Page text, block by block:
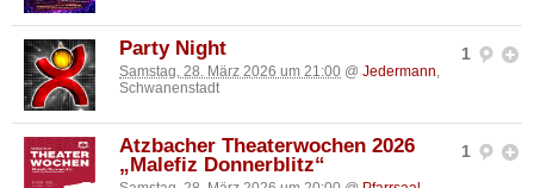
1
Party Night
Samstag, 28. März 2026 um 21:00 @ Jedermann
Schwanenstadt
1
Atzbacher Theaterwochen 2026
„Malefiz Donnerblitz“